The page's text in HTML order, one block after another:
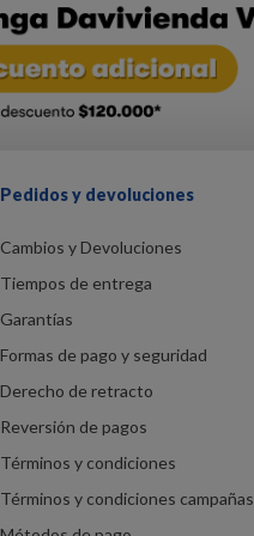
Pedidos y devoluciones
Cambios y Devoluciones
Tiempos de entrega
Garantías
Formas de pago y seguridad
Derecho de retracto
Reversión de pagos
Términos y condiciones
Términos y condiciones campañas